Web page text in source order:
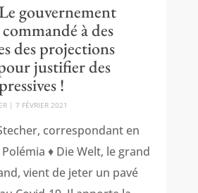
gouvernement
à des
des projections
justifier des
!
| 7 FÉVRIER 2021
correspondant en
♦ Die Welt, le grand
vient de jeter un pavé